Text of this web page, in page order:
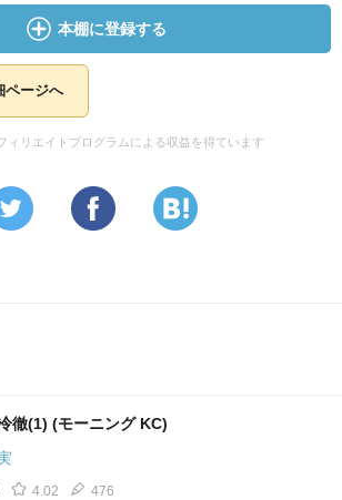
本棚に登録する
ページへ
ィリエイトプログラムによる収益を得ています
徹(1) (モーニング KC)
4.02 476